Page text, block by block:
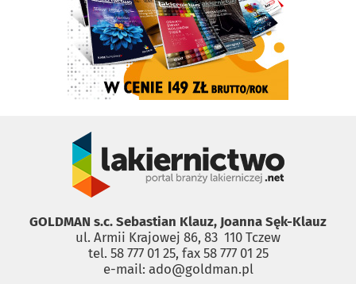
GOLDMAN s.c. Sebastian Klauz, Joanna Sęk-Klauz
ul. Armii Krajowej 86, 83 ­ 110 Tczew
tel. 58 777 01 25, fax 58 777 01 25
e-mail: ado@goldman.pl